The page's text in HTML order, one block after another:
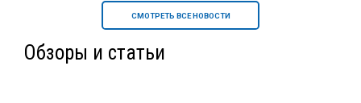
СМОТРЕТЬ ВСЕ НОВОСТИ
Обзоры и статьи